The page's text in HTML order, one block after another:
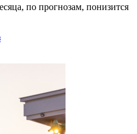
по прогнозам, понизится